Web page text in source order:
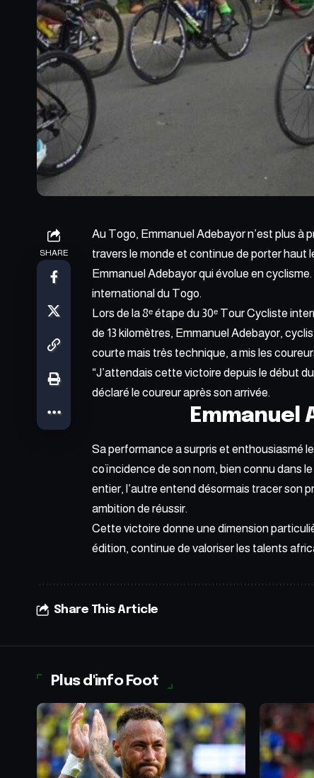
SHARE
Au Togo, Emmanuel Adebayor n’est plus à
travers le monde et continue de porter haut
Emmanuel Adebayor qui évolue en
international du Togo.
Lors de la 8ᵉ étape du 30ᵉ Tour Cycliste
de 13 kilomètres, Emmanuel Adebayor,
courte mais très technique, a mis les
“J’attendais cette victoire depuis le début
déclaré le coureur après son arrivée.
Emmanuel
Sa performance a surpris et enthousiasmé
coïncidence de son nom, bien connu dans
entier, l’autre entend désormais tracer son
ambition de réussir.
Cette victoire donne une dimension
édition, continue de valoriser les talents
Share This Article
Plus d'info Foot